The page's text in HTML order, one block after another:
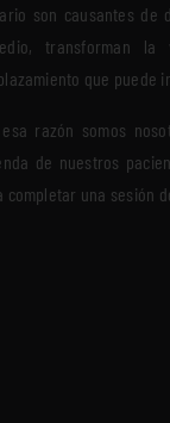
son causantes de
transforman
que puede
razón somos
de nuestros
completar una sesión